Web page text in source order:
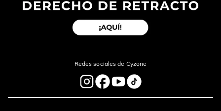
Redes sociales de Cyzone